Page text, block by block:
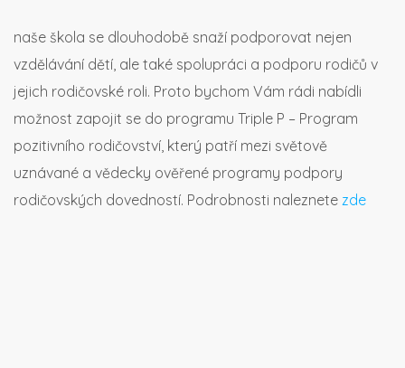
naše škola se dlouhodobě snaží podporovat nejen
vzdělávání dětí, ale také spolupráci a podporu rodičů v
jejich rodičovské roli. Proto bychom Vám rádi nabídli
možnost zapojit se do programu Triple P – Program
pozitivního rodičovství, který patří mezi světově
uznávané a vědecky ověřené programy podpory
rodičovských dovedností. Podrobnosti naleznete zde